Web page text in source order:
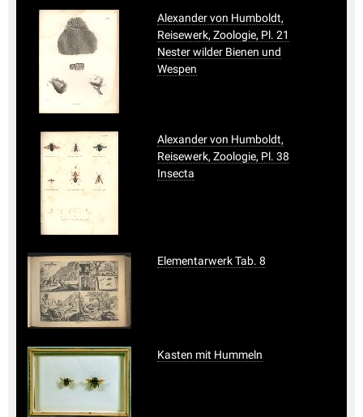
Alexander von Humboldt,
Reisewerk, Zoologie, Pl. 21
Nester wilder Bienen und
Wespen
Alexander von Humboldt,
Reisewerk, Zoologie, Pl. 38
Insecta
Elementarwerk Tab. 8
Kasten mit Hummeln